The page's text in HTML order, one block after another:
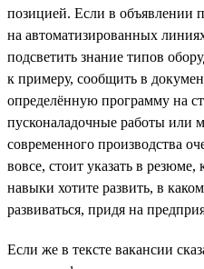
позицией. Если в объявлении
на автоматизированных
подсветить знание типов
к примеру, сообщить в
определённую программу на
пусконаладочные работы или
современного производства
вовсе, стоит указать в
навыки хотите развить, в
развиваться, придя на
Если же в тексте вакансии